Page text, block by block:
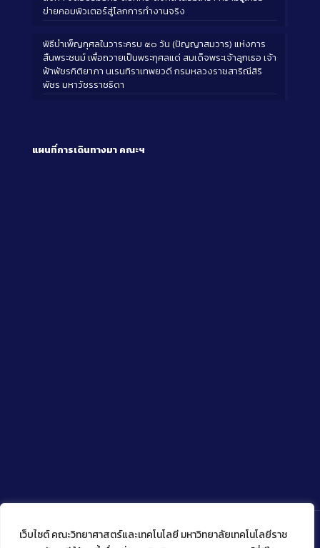
เว็บไซต์ คณะวิทยาศาสตร์และเทคโนโลยี มหาวิทยาลัยเทคโนโลยีราช
ข่ายคอมพิวเตอร์สู่โลกการทำงานจริง
พิธีบำเพ็ญกุศลในวาระครบ ๕๐ วัน (ปัญญาสมวาร) แห่งการ
สิ้นพระชนม์ เพื่อถวายเป็นพระกุศลแด่ สมเด็จพระเจ้าลูกเธอ เจ้า
ฟ้าพัชรกิติยาภา นเรนทิราเทพยวดี กรมหลวงราชสาริณีสิริ
พัชร มหาวัชรราชธิดา
แผนที่การเดินทางมา คณะฯ